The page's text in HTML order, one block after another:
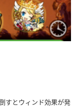
すとウィンド効果が発